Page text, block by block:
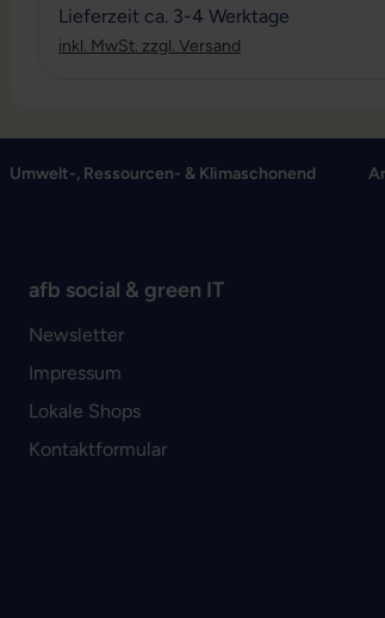
Lieferzeit ca. 3-4 Werktage
inkl. MwSt. zzgl. Versand
Umwelt-, Ressourcen- & Klimaschonend
afb social & green IT
Newsletter
Impressum
Lokale Shops
Kontaktformular